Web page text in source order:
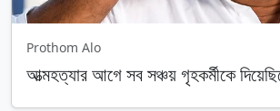
Prothom Alo
আত্মহত্যার আগে সব সঞ্চয় গৃহকর্মীকে